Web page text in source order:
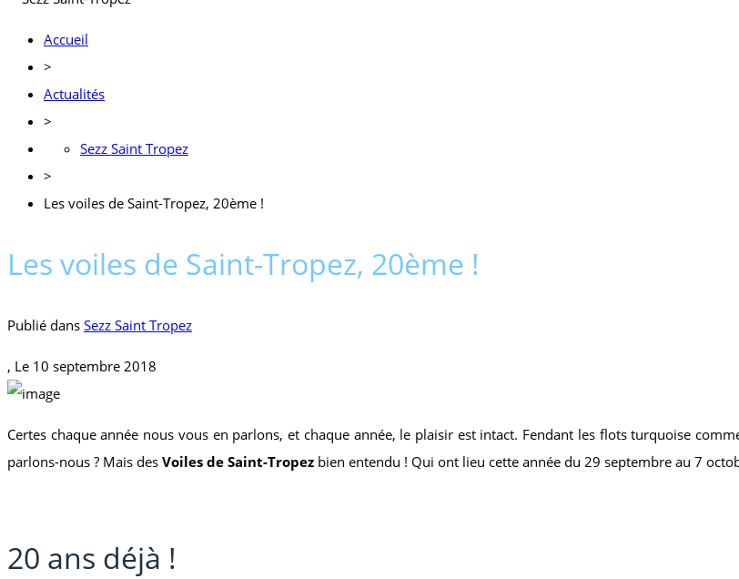
Accueil
>
Actualités
>
Sezz Saint Tropez
>
Les voiles de Saint-Tropez, 20ème !
Les voiles de Saint-Tropez, 20ème !
Publié dans Sezz Saint Tropez
, Le 10 septembre 2018
Certes chaque année nous vous en parlons, et chaque année, le plaisir est intact. Fendant les flots turquoise
parlons-nous ? Mais des Voiles de Saint-Tropez bien entendu ! Qui ont lieu cette année du 29 septembre au 7
20 ans déjà !